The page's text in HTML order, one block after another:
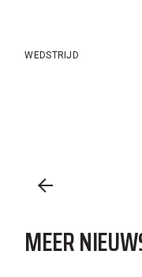
WEDSTRIJD
MEER